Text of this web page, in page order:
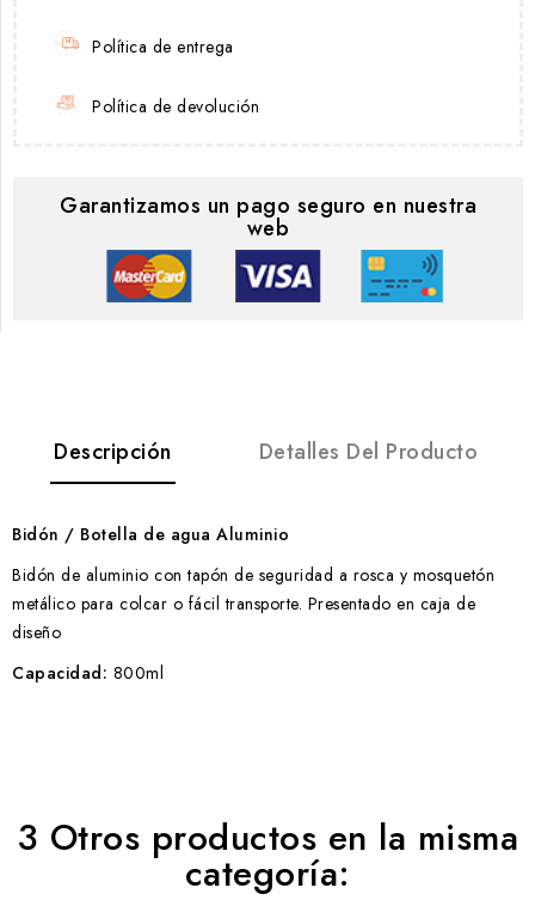
Política de entrega
Política de devolución
Garantizamos un pago seguro en nuestra
web
Descripción Detalles Del Producto
Bidón / Botella de agua Aluminio
Bidón de aluminio con tapón de seguridad a rosca y mosquetón
metálico para colcar o fácil transporte. Presentado en caja de
diseño
Capacidad: 800ml
3 Otros productos en la misma
categoría: